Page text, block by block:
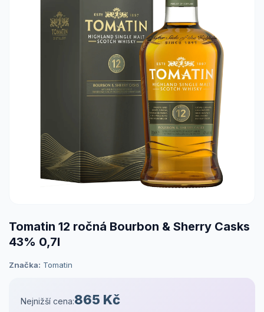
Tomatin 12 ročná Bourbon & Sherry Casks
43% 0,7l
Značka: Tomatin
Nejnižší cena:865 Kč